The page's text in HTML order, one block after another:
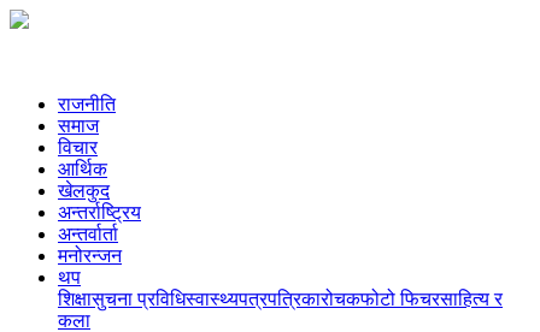
राजनीति
समाज
विचार
आर्थिक
खेलकुद
अन्तर्राष्ट्रिय
अन्तर्वार्ता
मनोरन्जन
थप
शिक्षासुचना प्रविधिस्वास्थ्यपत्रपत्रिकारोचकफोटो फिचरसाहित्य र
कला